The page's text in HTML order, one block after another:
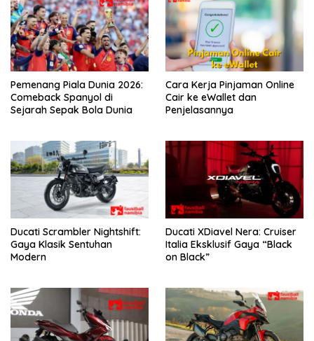
Pemenang Piala Dunia 2026:
Comeback Spanyol di
Sejarah Sepak Bola Dunia
Cara Kerja Pinjaman Online
Cair ke eWallet dan
Penjelasannya
Ducati Scrambler Nightshift:
Gaya Klasik Sentuhan
Modern
Ducati XDiavel Nera: Cruiser
Italia Eksklusif Gaya “Black
on Black”